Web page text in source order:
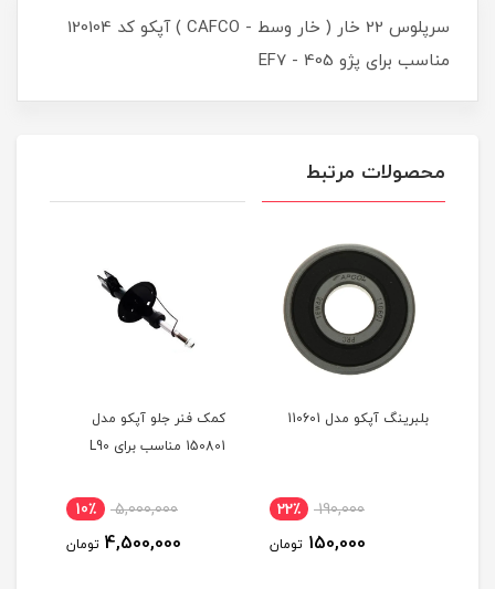
سرپلوس 22 خار ( خار وسط - CAFCO ) آپکو کد 120104
مناسب برای پژو 405 - EF7
محصولات مرتبط
بلبرینگ آپکو مدل 110601
190,000 22٪
150,000 تومان
کمک فنر جلو آپکو مدل
150801 مناسب برای L90
5,000,000 10٪
4,500,000 تومان